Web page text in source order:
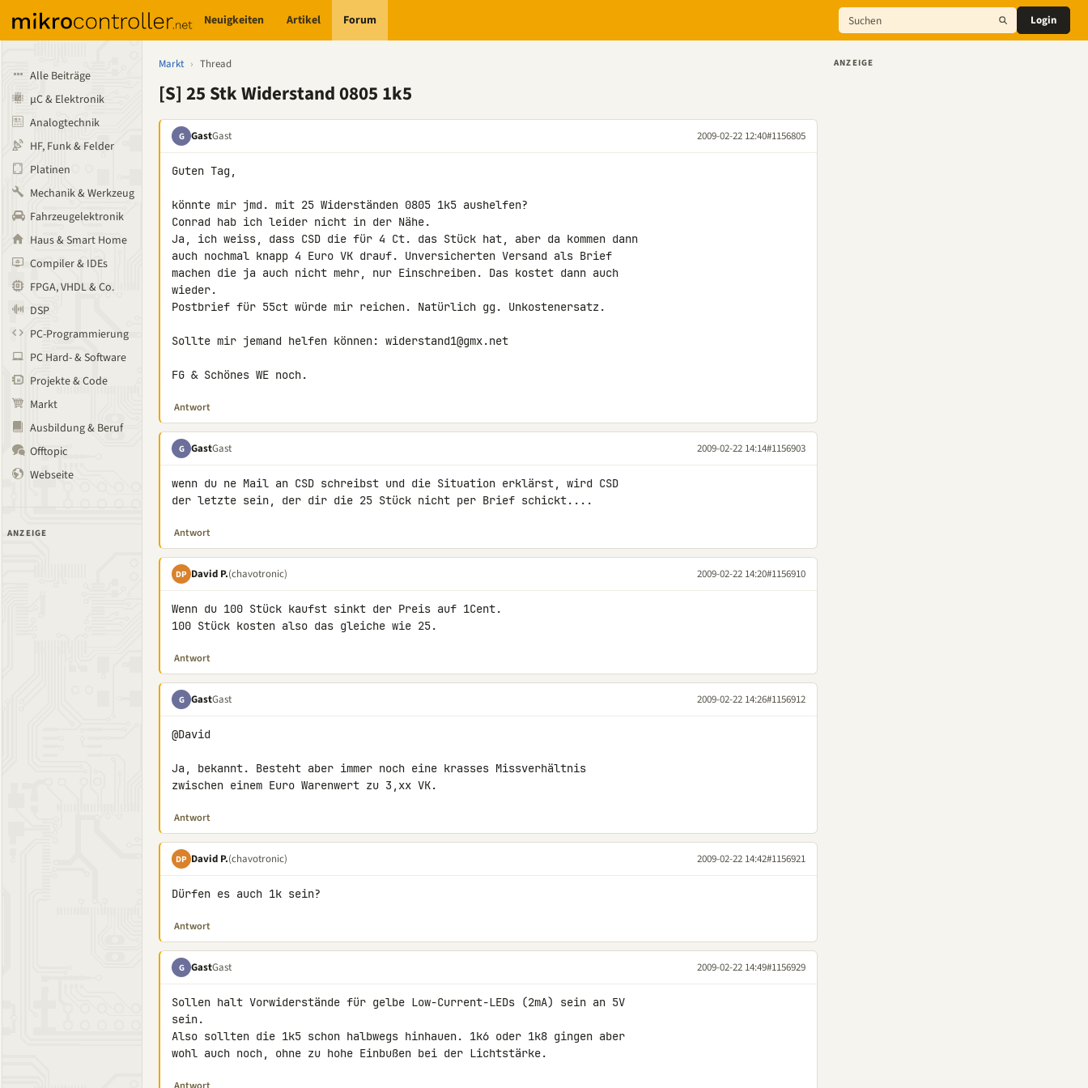
Neuigkeiten Artikel Forum Login
Alle Beiträge
µC & Elektronik
Analogtechnik
HF, Funk & Felder
Platinen
Mechanik & Werkzeug
Fahrzeugelektronik
Haus & Smart Home
Compiler & IDEs
FPGA, VHDL & Co.
DSP
PC-Programmierung
PC Hard- & Software
Projekte & Code
Markt
Ausbildung & Beruf
Offtopic
Webseite
ANZEIGE
Markt › Thread
[S] 25 Stk Widerstand 0805 1k5
G GastGast 2009-02-22 12:40#1156805
Guten Tag,
könnte mir jmd. mit 25 Widerständen 0805 1k5 aushelfen?
Conrad hab ich leider nicht in der Nähe.
Ja, ich weiss, dass CSD die für 4 Ct. das Stück hat, aber da kommen dann
auch nochmal knapp 4 Euro VK drauf. Unversicherten Versand als Brief
machen die ja auch nicht mehr, nur Einschreiben. Das kostet dann auch
wieder.
Postbrief für 55ct würde mir reichen. Natürlich gg. Unkostenersatz.
Sollte mir jemand helfen können: widerstand1@gmx.net
FG & Schönes WE noch.
Antwort
G GastGast 2009-02-22 14:14#1156903
wenn du ne Mail an CSD schreibst und die Situation erklärst, wird CSD
der letzte sein, der dir die 25 Stück nicht per Brief schickt....
Antwort
DP David P.(chavotronic) 2009-02-22 14:20#1156910
Wenn du 100 Stück kaufst sinkt der Preis auf 1Cent.
100 Stück kosten also das gleiche wie 25.
Antwort
G GastGast 2009-02-22 14:26#1156912
@David
Ja, bekannt. Besteht aber immer noch eine krasses Missverhältnis
zwischen einem Euro Warenwert zu 3,xx VK.
Antwort
DP David P.(chavotronic) 2009-02-22 14:42#1156921
Dürfen es auch 1k sein?
Antwort
G GastGast 2009-02-22 14:49#1156929
Sollen halt Vorwiderstände für gelbe Low-Current-LEDs (2mA) sein an 5V
sein.
Also sollten die 1k5 schon halbwegs hinhauen. 1k6 oder 1k8 gingen aber
wohl auch noch, ohne zu hohe Einbußen bei der Lichtstärke.
ANZEIGE